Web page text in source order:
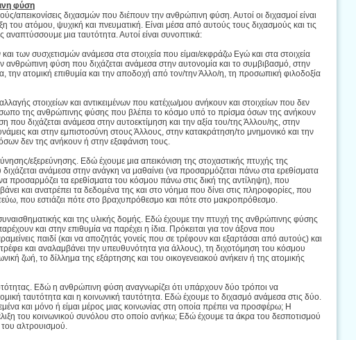
φύση
απεικονίσεις διχασμών που διέπουν την ανθρώπινη φύση. Αυτοί οι διχασμοί είναι
του ατόμου, ψυχική και πνευματική. Είναι μέσα από αυτούς τους διχασμούς και τις
αναπτύσσουμε μια ταυτότητα. Αυτοί είναι συνοπτικά:
των συσχετισμών ανάμεσα στα στοιχεία που είμαι/εκφράζω Εγώ και στα στοιχεία
φύση που διχάζεται ανάμεσα στην αυτονομία και το συμβιβασμό, στην
την ατομική επιθυμία και την αποδοχή από τον/την Άλλο/η, τη προσωπική φιλοδοξία
στοιχείων και αντικειμένων που κατέχω/μου ανήκουν και στοιχείων που δεν
της ανθρώπινης φύσης που βλέπει το κόσμο υπό το πρίσμα όσων της ανήκουν
διχάζεται ανάμεσα στην αυτοεκτίμηση και την αξία του/της Άλλου/ης, στην
και στην εμπιστοσύνη στους Άλλους, στην κατακράτηση/το μνημονικό και την
δεν της ανήκουν ή στην εξαφάνιση τους.
εξερεύνησης. Εδώ έχουμε μια απεικόνιση της στοχαστικής πτυχής της
ανάμεσα στην ανάγκη να μαθαίνει (να προσαρμόζεται πάνω στα ερεθίσματα
προσαρμόζει τα ερεθίσματα του κόσμου πάνω στις δική της αντίληψη), που
και ανατρέπει τα δεδομένα της και στο νόημα που δίνει στις πληροφορίες, που
που εστιάζει πότε στο βραχυπρόθεσμο και πότε στο μακροπρόθεσμο.
και της υλικής δομής. Εδώ έχουμε την πτυχή της ανθρώπινης φύσης
και στην επιθυμία να παρέχει η ίδια. Πρόκειται για τον άξονα που
παιδί (και να αποζητάς γονείς που σε τρέφουν και εξαρτάσαι από αυτούς) και
τρέφει και αναλαμβάνει την υπευθυνότητα για άλλους), τη διχοτόμηση του κόσμου
ζωή, το δίλλημα της εξάρτησης και του οικογενειακού ανήκειν ή της ατομικής
Εδώ η ανθρώπινη φύση αναγνωρίζει ότι υπάρχουν δύο τρόποι να
ταυτότητα και η κοινωνική ταυτότητα. Εδώ έχουμε το διχασμό ανάμεσα στις δύο.
και μόνο ή είμαι μέρος μιας κοινωνίας στη οποία πρέπει να προσφέρω; Η
του κοινωνικού συνόλου στο οποίο ανήκω; Εδώ έχουμε τα άκρα του δεσποτισμού
του αλτρουισμού.